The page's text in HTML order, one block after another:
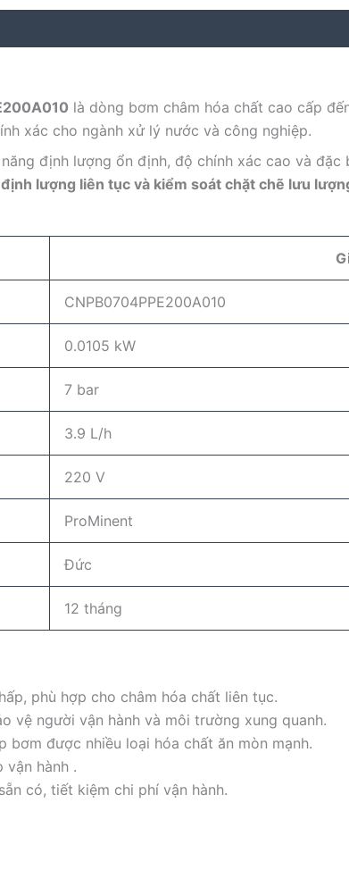
là dòng bơm châm hóa chất cao cấp
xác cho ngành xử lý nước và công nghiệp.
định lượng ổn định, độ chính xác cao và
định lượng liên tục và kiểm soát chặt chẽ lưu
CNPB0704PPE200A010
0.0105 kW
7 bar
3.9 L/h
220 V
ProMinent
Đức
12 tháng
phù hợp cho châm hóa chất liên tục.
vệ người vận hành và môi trường xung quanh.
bơm được nhiều loại hóa chất ăn mòn mạnh.
vận hành .
có, tiết kiệm chi phí vận hành.